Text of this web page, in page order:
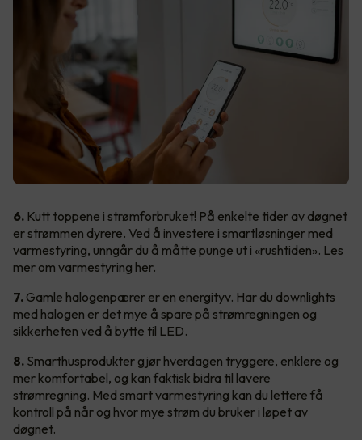
6. Kutt toppene i strømforbruket! På enkelte tider av døgnet
er strømmen dyrere. Ved å investere i smartløsninger med
varmestyring, unngår du å måtte punge ut i «rushtiden». Les
mer om varmestyring her.
7. Gamle halogenpærer er en energityv. Har du downlights
med halogen er det mye å spare på strømregningen og
sikkerheten ved å bytte til LED.
8. Smarthusprodukter gjør hverdagen tryggere, enklere og
mer komfortabel, og kan faktisk bidra til lavere
strømregning. Med smart varmestyring kan du lettere få
kontroll på når og hvor mye strøm du bruker i løpet av
døgnet.